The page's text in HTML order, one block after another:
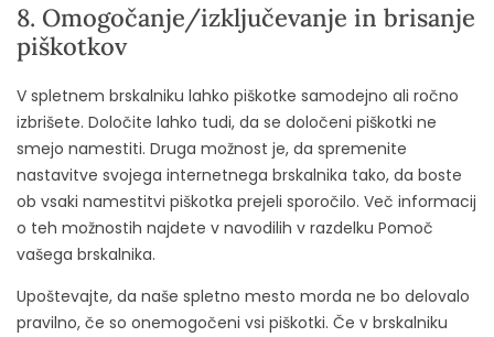
8. Omogočanje/izključevanje in brisanje
piškotkov
V spletnem brskalniku lahko piškotke samodejno ali ročno
izbrišete. Določite lahko tudi, da se določeni piškotki ne
smejo namestiti. Druga možnost je, da spremenite
nastavitve svojega internetnega brskalnika tako, da boste
ob vsaki namestitvi piškotka prejeli sporočilo. Več informacij
o teh možnostih najdete v navodilih v razdelku Pomoč
vašega brskalnika.
Upoštevajte, da naše spletno mesto morda ne bo delovalo
pravilno, če so onemogočeni vsi piškotki. Če v brskalniku